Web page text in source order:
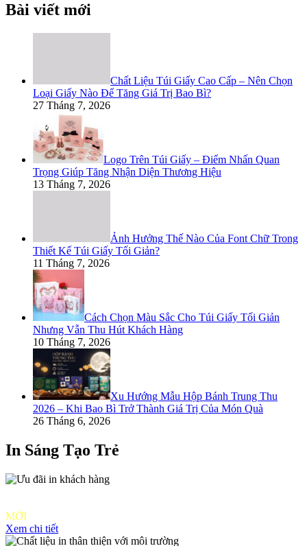
Bài viết mới
Chất Liệu Túi Giấy Cao Cấp – Nên Chọn
Loại Giấy Nào Để Tăng Giá Trị Bao Bì?
27 Tháng 7, 2026
Logo Trên Túi Giấy – Điểm Nhấn Quan
Trọng Giúp Tăng Nhận Diện Thương Hiệu
13 Tháng 7, 2026
Ảnh Hưởng Thế Nào Của Font Chữ Trong
Thiết Kế Túi Giấy Tối Giản?
11 Tháng 7, 2026
Cách Chọn Màu Sắc Cho Túi Giấy Tối Giản
Nhưng Vẫn Thu Hút Khách Hàng
10 Tháng 7, 2026
Xu Hướng Mẫu Hộp Bánh Trung Thu
2026 – Khi Bao Bì Trở Thành Giá Trị Của Món Quà
26 Tháng 6, 2026
In Sáng Tạo Trẻ
MỚI
Xem chi tiết